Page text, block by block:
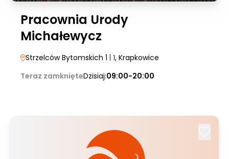
Pracownia Urody
Michałewycz
Strzelców Bytomskich 1 | 1, Krapkowice
Teraz zamknięteDzisiaj:09:00-20:00